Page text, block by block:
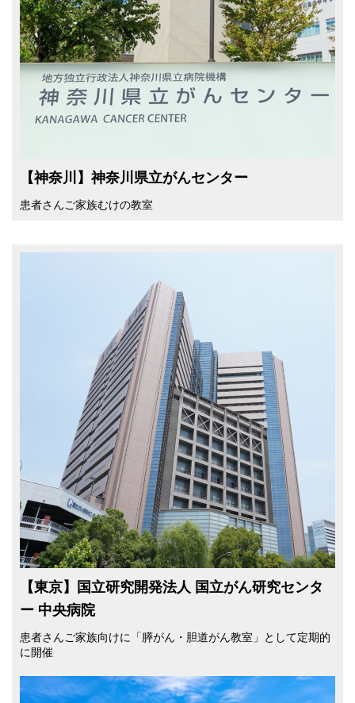
【神奈川】神奈川県立がんセンター
患者さんご家族むけの教室
【東京】国立研究開発法人 国立がん研究センタ
ー 中央病院
患者さんご家族向けに「膵がん・胆道がん教室」として定期的
に開催